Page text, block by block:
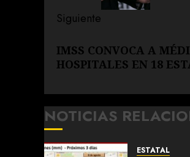
Siguiente
entrada:
IMSS CONVOCA A
HOSPITALES EN 18
NOTICIAS
ESTATAL